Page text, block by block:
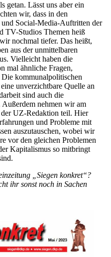
getan. Lässt uns aber ein
wir, dass in den
Social-Media-Auftritten der
TV-Studios Themen heiß
nochmal tiefer. Das heißt,
aus der unmittelbaren
Vielleicht haben die
mal ähnliche Fragen,
kommunalpolitischen
unverzichtbare Quelle an
sind auch die
nehmen wir am
UZ-Redaktion teil. Hier
und Probleme mit
auszutauschen, wobei wir
vor den gleichen Problemen
Kapitalismus so mitbringt
„Siegen konkret“?
ihr sonst noch in Sachen